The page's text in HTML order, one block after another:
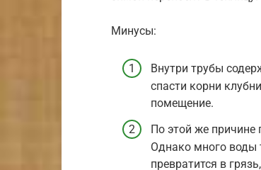
Минусы:
Внутри трубы
спасти корни
помещение.
По этой же причине
Однако много воды
превратится в